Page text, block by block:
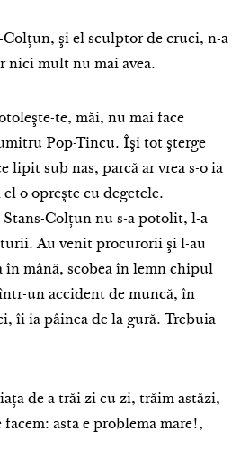
Colţun, şi el sculptor de cruci, n-a
nici mult nu mai avea.
te, măi, nu mai face
Pop-Tincu. Îşi tot şterge
lipit sub nas, parcă ar vrea s-o ia
o opreşte cu degetele.
Stans-Colțun nu s-a potolit, l-a
Au venit procurorii şi l-au
mână, scobea în lemn chipul
un accident de muncă, în
îi ia pâinea de la gură. Trebuia
de a trăi zi cu zi, trăim astăzi,
asta e problema mare!,